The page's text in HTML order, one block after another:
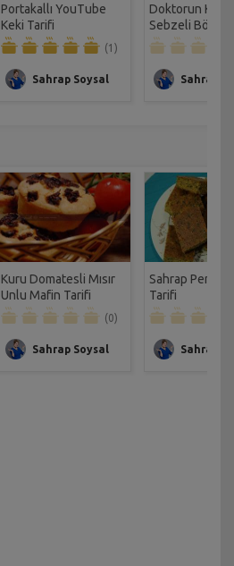
Portakallı YouTube
Keki Tarifi
(1)
Sahrap Soysal
Doktorun
Sebzeli Börek
Sahrap
Kuru Domatesli Mısır
Unlu Mafin Tarifi
(0)
Sahrap Soysal
Sahrap Pera
Tarifi
Sahrap